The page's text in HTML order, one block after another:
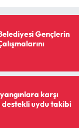
Gençlerin
karşı
uydu takibi